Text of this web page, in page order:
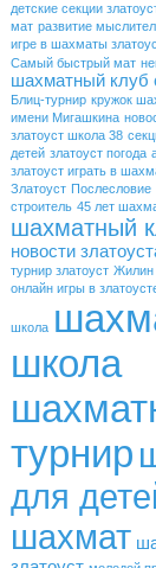
детские секции
мат развитие
игре в шахматы
Самый быстрый мат
шахматный клуб
Блиц-турнир кружок
имени Мигашкина
златоуст школа 38
детей златоуст погода
златоуст играть в
Златоуст Послесловие
строитель 45 лет
шахматный
новости
турнир златоуст Жилин
онлайн игры в
школа
школа
турнир
для
шахмат